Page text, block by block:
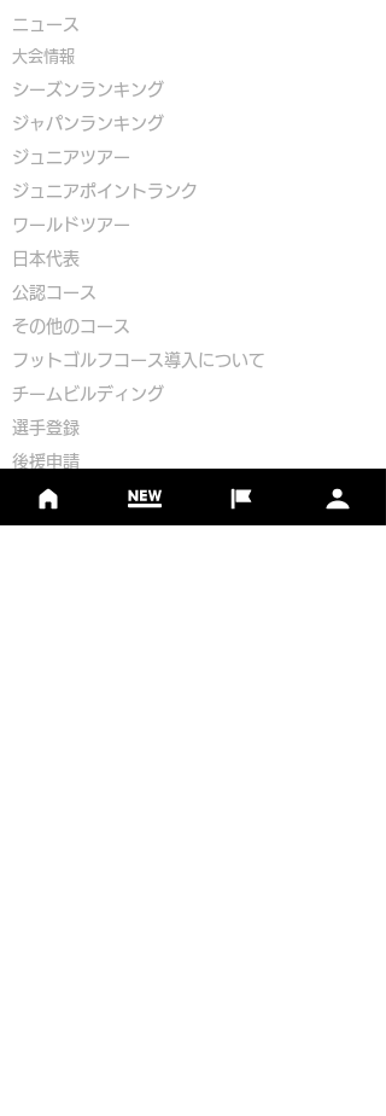
​ニュース
大会情報
シーズンランキング
ジャパンランキング
ジュニアツアー
ジュニアポイントランク
​ワールドツアー
​​日本代表
公認コース
​その他のコース
​ フットゴルフコース導入について
​チームビルディング
選手登録​
​後援申請
​イベント依頼
プライバシーポリシー